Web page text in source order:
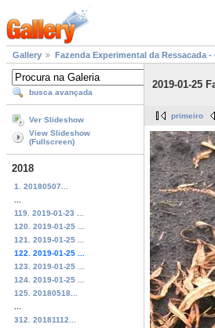
Gallery Fazenda Experimental da Ressacada -
busca avançada
Ver Slideshow
View Slideshow
(Fullscreen)
2018
1. 20180507...
119. 2019-01-23 ...
120. 2019-01-25 ...
121. 2019-01-25 ...
122. 2019-01-25 ...
123. 2019-01-25 ...
124. 2019-01-25 ...
125. 20180518...
312. 20181112...
2019-01-25
primeiro